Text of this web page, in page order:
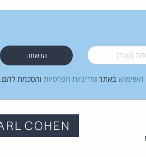
(שוב)*
השימוש באתר ומדיניות הפרטיות והסכמת להם.